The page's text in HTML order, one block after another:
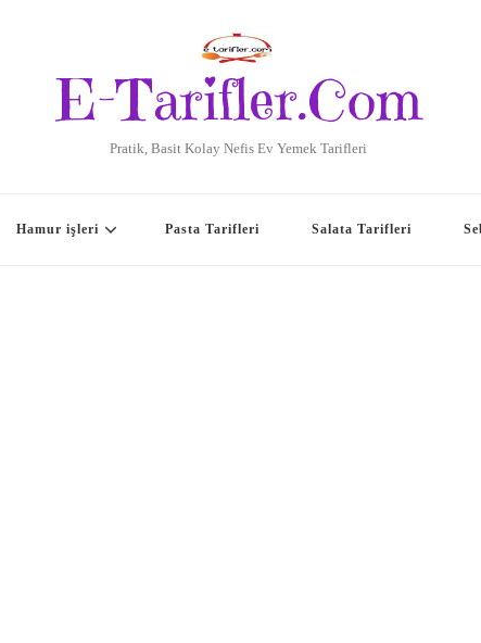
E-Tarifler.Com
Pratik, Basit Kolay Nefis Ev Yemek Tarifleri
Hamur işleri Pasta Tarifleri Salata Tarifleri